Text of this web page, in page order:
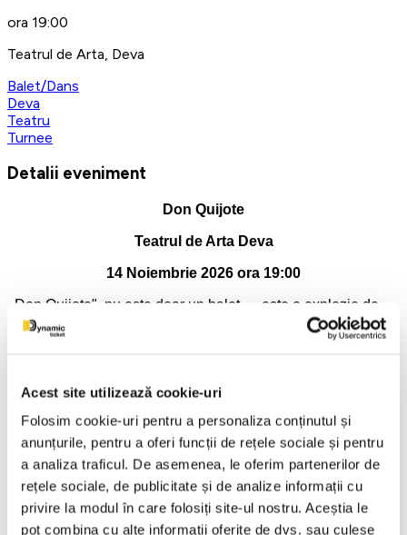
Acest site utilizează cookie-uri
Folosim cookie-uri pentru a personaliza conținutul și
anunțurile, pentru a oferi funcții de rețele sociale și pentru
a analiza traficul. De asemenea, le oferim partenerilor de
rețele sociale, de publicitate și de analize informații cu
privire la modul în care folosiți site-ul nostru. Aceștia le
pot combina cu alte informații oferite de dvs. sau culese
ora 19:00
Teatrul de Arta, Deva
Balet/Dans
Deva
Teatru
Turnee
Detalii eveniment
Don Quijote
Teatrul de Arta Deva
14 Noiembrie 2026 ora 19:00
,,Don Quijote" nu este doar un balet — este o explozie de
energie, pasiune și grație.
ține cu sufletul la gură de la primul până la ultimul pas.
salt te cucerește, iar povestea Kitri și Basil prinde viață cu
forță și eleganță.
Un spectacol vibrant, plin de energie, pasiune și virtuozitate
aduce pe scenă una dintre cele mai îndrăgite capodopere
ale baletului clasic: Don Quijote.